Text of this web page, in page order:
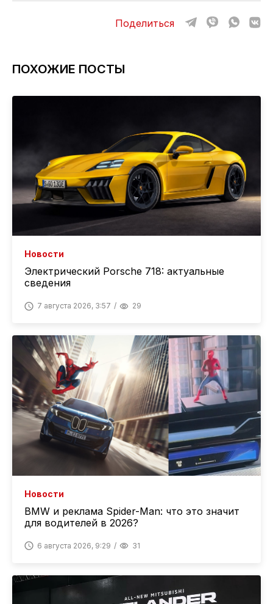
Поделиться
ПОХОЖИЕ ПОСТЫ
Новости
Электрический Porsche 718: актуальные
сведения
7 августа 2026, 3:57 29
Новости
BMW и реклама Spider-Man: что это значит
для водителей в 2026?
6 августа 2026, 9:29 31